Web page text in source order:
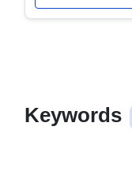
Keywords